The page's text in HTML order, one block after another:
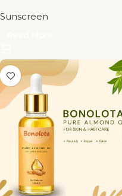
Sunscreen